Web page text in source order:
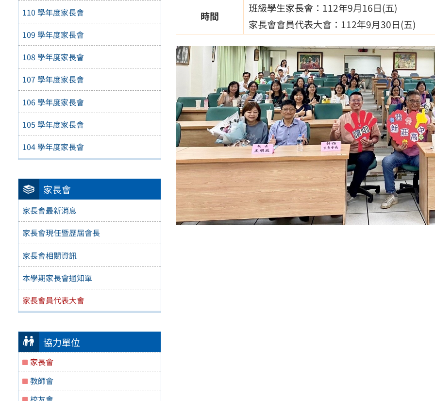
110 學年度家長會
109 學年度家長會
108 學年度家長會
107 學年度家長會
106 學年度家長會
105 學年度家長會
104 學年度家長會
家長會
家長會最新消息
家長會現任暨歷屆會長
家長會相關資訊
本學期家長會通知單
家長會員代表大會
協力單位
家長會
教師會
時間
班級學生家長會：112年9月16日(五)
家長會會員代表大會：112年9月30日(五)